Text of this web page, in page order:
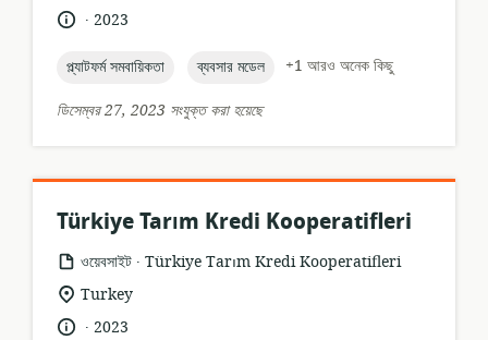
ভাষা: .
প্রকাশনার
2023
topic:
প্ল্যাটফর্ম সমবায়িকতা topic:
ব্যবসার মডেল
+1 আরও অনেক কিছু
ডিসেম্বর 27, 2023 সংযুক্ত করা হয়েছে
Türkiye Tarım Kredi Kooperatifleri
তথ্যসম্পদের
ফর্ম্যাট:
ওয়েবসাইট .
প্রকাশক:Türkiye Tarım Kredi Kooperatifleri
প্রাসঙ্গিকতার
অবস্থান:
Turkey
ভাষা: .
প্রকাশনার
2023